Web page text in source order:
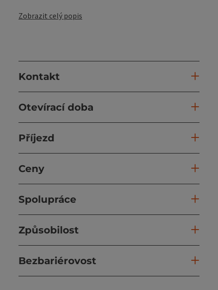
Zobrazit celý popis
Kontakt
Otevírací doba
Příjezd
Ceny
Spolupráce
Způsobilost
Bezbariérovost